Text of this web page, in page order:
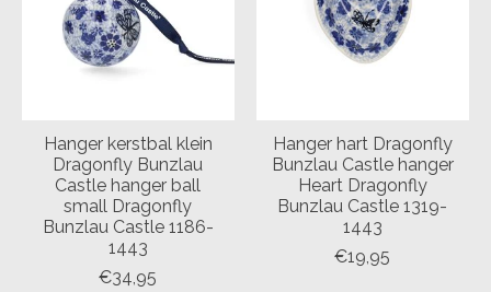
Hanger kerstbal klein
Dragonfly Bunzlau
Castle hanger ball
small Dragonfly
Bunzlau Castle 1186-
1443
€34,95
Hanger hart Dragonfly
Bunzlau Castle hanger
Heart Dragonfly
Bunzlau Castle 1319-
1443
€19,95